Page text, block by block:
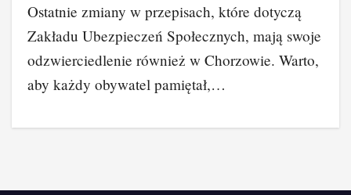
Ostatnie zmiany w przepisach, które dotyczą
Zakładu Ubezpieczeń Społecznych, mają swoje
odzwierciedlenie również w Chorzowie. Warto,
aby każdy obywatel pamiętał,…